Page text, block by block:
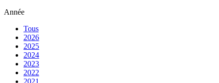
Année
Tous
2026
2025
2024
2023
2022
2021